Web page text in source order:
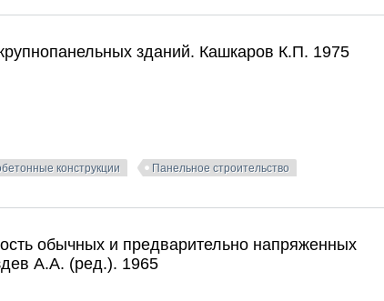
зданий. Кашкаров К.П. 1975
конструкции Панельное строительство
обычных и предварительно напряженных
А.А. (ред.). 1965